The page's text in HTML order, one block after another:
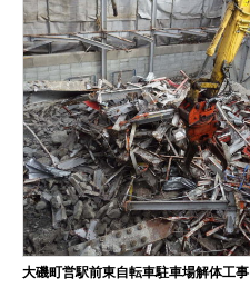
大磯町営駅前東自転車駐車場解体工事